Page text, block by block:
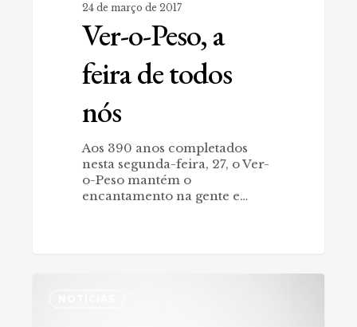
24 de março de 2017
Ver-o-Peso, a
feira de todos
nós
Aos 390 anos completados
nesta segunda-feira, 27, o Ver-
o-Peso mantém o
encantamento na gente e…